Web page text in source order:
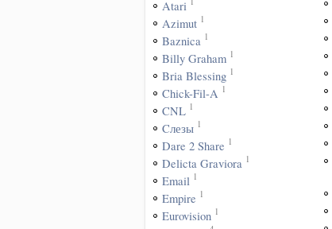
Atari
Azimut 1
Baznica 1
Billy Graham 1
Bria Blessing 1
Chick-Fil-A 1
CNL 1
Cлезы 1
Dare 2 Share 1
Delicta Graviora 1
Email 1
Empire 1
Eurovision 1